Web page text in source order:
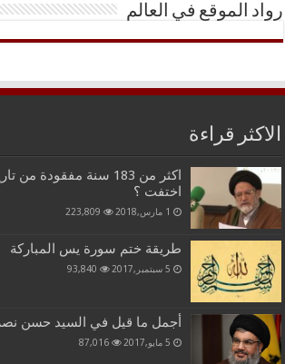
رواد الموقع في العالم
الاكثر قراءة
اكثر من 183 سنة مفقودة
اختفت ؟
1 مارس,2018 223,809
طريقة ختم سورة يس المباركة
5 سبتمبر,2017 93,840
أجمل ما قيل في السيد حسن نصر
5 مايو,2017 87,016